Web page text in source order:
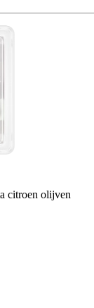
citroen olijven